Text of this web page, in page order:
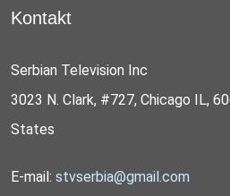
Kontakt
Serbian Television Inc
3023 N. Clark, #727, Chicago IL,
States
E-mail: stvserbia@gmail.com